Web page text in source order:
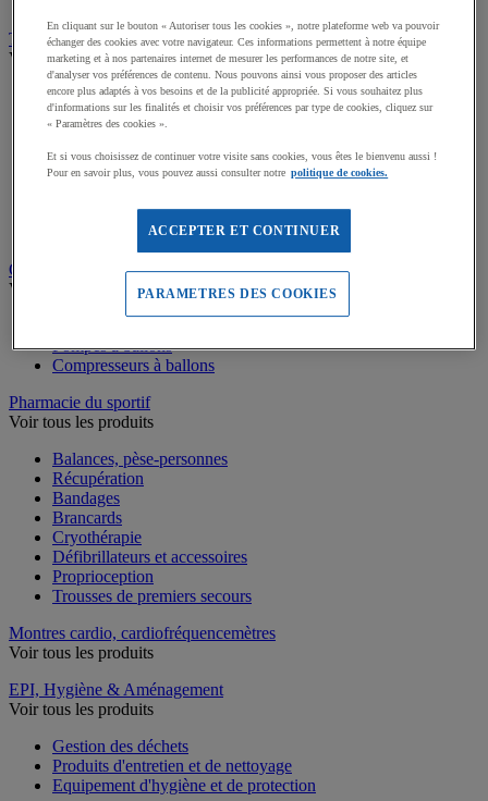
Transport et Rangement
Voir tous les produits
Sacs et Filets à ballons
Chariots de manutention
Rayonnage
Bacs de rangement
Armoires de rangement
Rangement Sportif
Gonflage et entretien des ballons
Voir tous les produits
Pompes à ballons
Compresseurs à ballons
Pharmacie du sportif
Voir tous les produits
Balances, pèse-personnes
Récupération
Bandages
Brancards
Cryothérapie
Défibrillateurs et accessoires
Proprioception
Trousses de premiers secours
Montres cardio, cardiofréquencemètres
Voir tous les produits
EPI, Hygiène & Aménagement
Voir tous les produits
Gestion des déchets
Produits d'entretien et de nettoyage
Equipement d'hygiène et de protection
En cliquant sur le bouton « Autoriser tous les cookies », notre plateforme web va pouvoir
échanger des cookies avec votre navigateur. Ces informations permettent à notre équipe
marketing et à nos partenaires internet de mesurer les performances de notre site, et
d'analyser vos préférences de contenu. Nous pouvons ainsi vous proposer des articles
encore plus adaptés à vos besoins et de la publicité appropriée. Si vous souhaitez plus
d'informations sur les finalités et choisir vos préférences par type de cookies, cliquez sur
« Paramètres des cookies ».
Et si vous choisissez de continuer votre visite sans cookies, vous êtes le bienvenu aussi !
Pour en savoir plus, vous pouvez aussi consulter notre politique de cookies.
ACCEPTER ET CONTINUER
PARAMETRES DES COOKIES